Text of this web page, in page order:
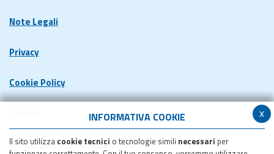
x
INFORMATIVA COOKIE
Il sito utilizza cookie tecnici o tecnologie simili necessari per
Note Legali
Privacy
Cookie Policy
Dichiarazione di accessibilita'